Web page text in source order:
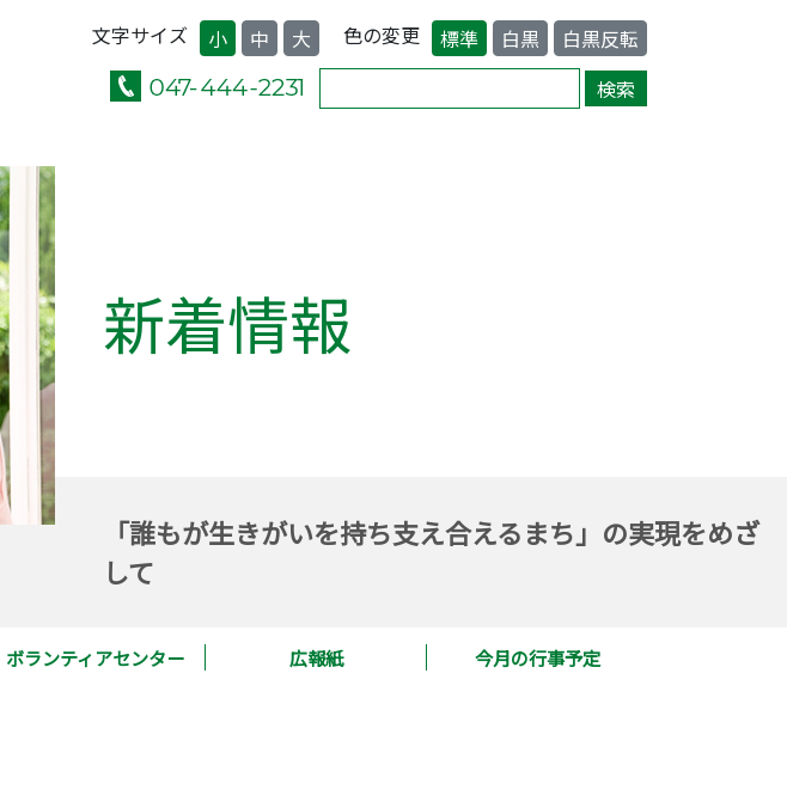
文字サイズ 小 中 大 色の変更 標準 白黒 白黒反転
新着情報
「誰もが生きがいを持ち支え合えるまち」の実現をめざ
して
ボランティアセンター 広報紙
今月の行事予定